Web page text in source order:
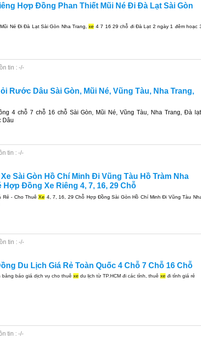
Hợp Đồng Phan Thiết Mũi Né Đi Đà Lạt Sài Gòn
Né Đi Đà Lạt Sài Gòn Nha Trang,xe 4 7 16 29 chỗ đi Đà Lạt 2 ngày 1 đêm hoạc
tin : -/-
Rước Dâu Sài Gòn, Mũi Né, Vũng Tàu, Nha Trang,
4 chỗ 7 chỗ 16 chỗ Sài Gòn, Mũi Né, Vũng Tàu, Nha Trang, Đà
Dâu
tin : -/-
Sài Gòn Hồ Chí Minh Đi Vũng Tàu Hồ Tràm Nha
Hợp Đồng Xe Riêng 4, 7, 16, 29 Chỗ
Rẻ - Cho ThuêXe 4, 7, 16, 29 Chỗ Hợp Đồng Sài Gòn Hồ Chí Minh Đi Vũng Tàu
tin : -/-
Du Lịch Giá Rẻ Toàn Quốc 4 Chỗ 7 Chỗ 16 Chỗ
báo giá dịch vụ cho thuê xe du lịch từ TP.HCM đi các tỉnh, thuê xe đi tỉnh giá rẻ
tin : -/-